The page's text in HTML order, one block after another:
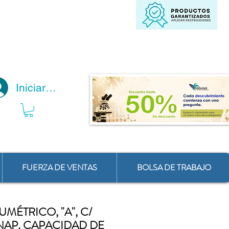
Iniciar Sesión
FUERZA DE VENTAS BOLSA DE TRABAJO
"A", C/
CAPACIDAD DE